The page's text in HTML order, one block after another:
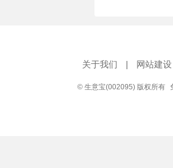
关于我们 | 网站建设
© 生意宝(002095) 版权所有